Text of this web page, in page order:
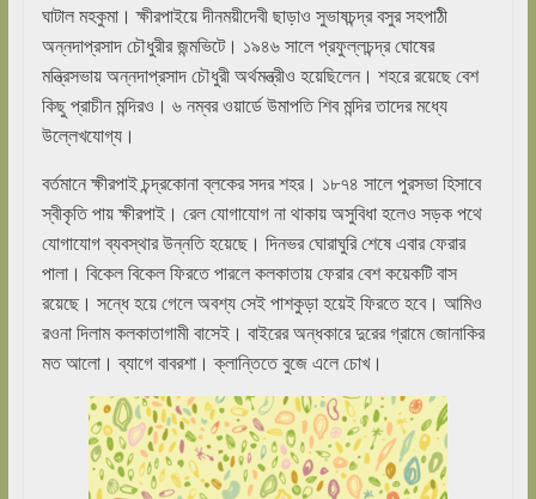
ঘাটাল মহকুমা। ক্ষীরপাইয়ে দীনময়ীদেবী ছাড়াও সুভাষচন্দ্র বসুর সহপাঠী
অন্নদাপ্রসাদ চৌধুরীর জন্মভিটে। ১৯৪৬ সালে প্রফুল্লচন্দ্র ঘোষের
মন্ত্রিসভায় অন্নদাপ্রসাদ চৌধুরী অর্থমন্ত্রীও হয়েছিলেন। শহরে রয়েছে বেশ
কিছু প্রাচীন মন্দিরও। ৬ নম্বর ওয়ার্ডে উমাপতি শিব মন্দির তাদের মধ্যে
উল্লেখযোগ্য।
বর্তমানে ক্ষীরপাই চন্দ্রকোনা ব্লকের সদর শহর। ১৮৭৪ সালে পুরসভা হিসাবে
স্বীকৃতি পায় ক্ষীরপাই। রেল যোগাযোগ না থাকায় অসুবিধা হলেও সড়ক পথে
যোগাযোগ ব্যবস্থার উন্নতি হয়েছে। দিনভর ঘোরাঘুরি শেষে এবার ফেরার
পালা। বিকেল বিকেল ফিরতে পারলে কলকাতায় ফেরার বেশ কয়েকটি বাস
রয়েছে। সন্ধে হয়ে গেলে অবশ্য সেই পাশকুড়া হয়েই ফিরতে হবে। আমিও
রওনা দিলাম কলকাতাগামী বাসেই। বাইরের অন্ধকারে দুরের গ্রামে জোনাকির
মত আলো। ব্যাগে বাবরশা। ক্লান্তিতে বুজে এলে চোখ।